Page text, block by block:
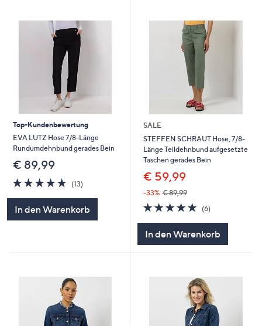
Top-Kundenbewertung
EVA LUTZ Hose 7/8-Länge
Rundumdehnbund gerades Bein
€ 89,99
5.0
von
(13)13
In den Warenkorb
SALE
STEFFEN SCHRAUT Hose, 7/8-
Länge Teildehnbund aufgesetzte
Taschen gerades Bein
€ 59,99
-33% € 89,99
5.0
von
(6)6
In den Warenkorb